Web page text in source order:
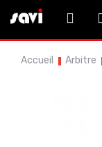
Accueil Arbitre